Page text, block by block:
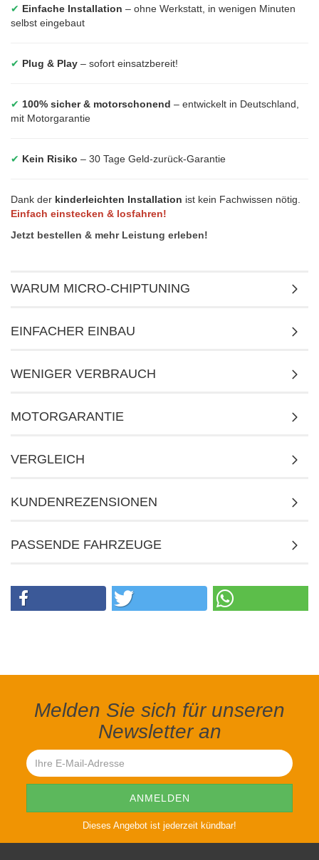
✔ Einfache Installation – ohne Werkstatt, in wenigen Minuten
selbst eingebaut
✔ Plug & Play – sofort einsatzbereit!
✔ 100% sicher & motorschonend – entwickelt in Deutschland,
mit Motorgarantie
✔ Kein Risiko – 30 Tage Geld-zurück-Garantie
Dank der kinderleichten Installation ist kein Fachwissen nötig.
Einfach einstecken & losfahren!
Jetzt bestellen & mehr Leistung erleben!
WARUM MICRO-CHIPTUNING
EINFACHER EINBAU
WENIGER VERBRAUCH
MOTORGARANTIE
VERGLEICH
KUNDENREZENSIONEN
PASSENDE FAHRZEUGE
Melden Sie sich für unseren
Newsletter an
Dieses Angebot ist jederzeit kündbar!